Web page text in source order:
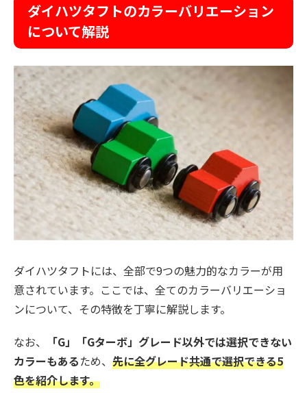
ダイハツタフトのカラーバリエーション
について解説
ダイハツタフトには、全部で9つの魅力的なカラーが用
意されています。ここでは、全てのカラーバリエーショ
ンについて、その特徴を丁寧に解説します。
なお、
「G」「Gターボ」グレード以外では選択できない
カラーもあるため、 先に全グレード共通で選択できる5
色を紹介します。